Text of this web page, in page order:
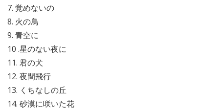
7. 覚めないの
8. 火の鳥
9. 青空に
10 .星のない夜に
11. 君の犬
12. 夜間飛行
13. くちなしの丘
14. 砂漠に咲いた花